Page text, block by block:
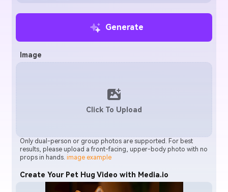
Generate
Image
Click To Upload
Only dual-person or group photos are supported. For best
results, please upload a front-facing, upper-body photo with no
props in hands. image example
Create Your Pet Hug Video with Media.io